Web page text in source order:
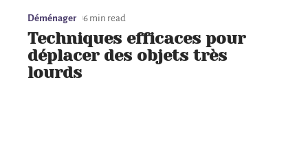
Déménager 6 min read
Techniques efficaces pour
déplacer des objets très
lourds